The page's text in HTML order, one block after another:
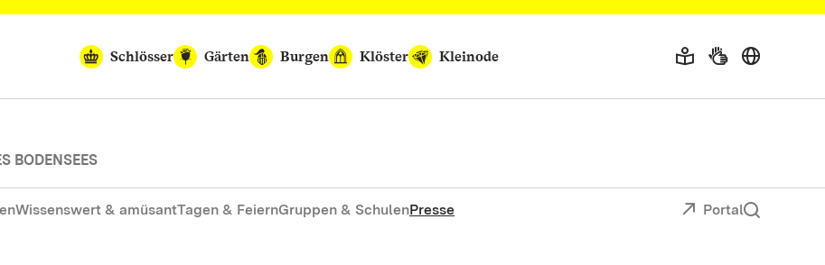
Schlösser
Gärten Burgen Klöster Kleinode
BODENSEES
Wissenswert & amüsantTagen & FeiernGruppen & SchulenPresse Portal